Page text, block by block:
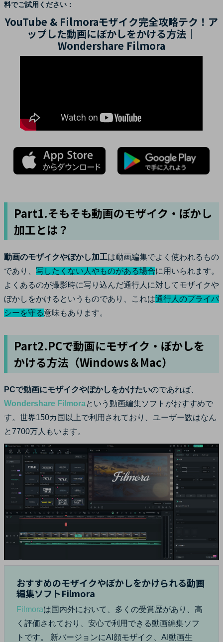
料でご試用ください：
YouTube & Filmoraモザイク完全攻略テク！ア
ップした動画にぼかしをかける方法｜
Wondershare Filmora
Part1.そもそも動画のモザイク・ぼかし
加工とは？
動画のモザイクやぼかし加工は動画編集でよく使われるもの
であり、 写したくない人やものがある場合に用いられます。
よくあるのが撮影時に写り込んだ通行人に対してモザイクや
ぼかしをかけるというものであり、これは通行人のプライバ
シーを守る意味もあります。
Part2.PCで動画にモザイク・ぼかしを
かける方法（Windows＆Mac）
PCで動画にモザイクやぼかしをかけたいのであれば、
Wondershare Filmoraという動画編集ソフトがおすすめで
す。世界150カ国以上で利用されており、ユーザー数はなん
と7700万人もいます。
おすすめのモザイクやぼかしをかけられる動画
編集ソフトFilmora
Filmoraは国内外において、多くの受賞歴があり、高
く評価されており、安心で利用できる動画編集ソフ
トです。 新バージョンにAI顔モザイク、AI動画生